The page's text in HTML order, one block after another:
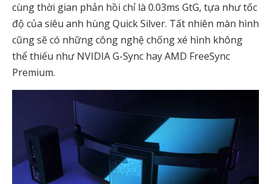
cùng thời gian phản hồi chỉ là 0.03ms GtG, tựa như tốc
độ của siêu anh hùng Quick Silver. Tất nhiên màn hình
cũng sẽ có những công nghệ chống xé hình không
thể thiếu như NVIDIA G-Sync hay AMD FreeSync
Premium.